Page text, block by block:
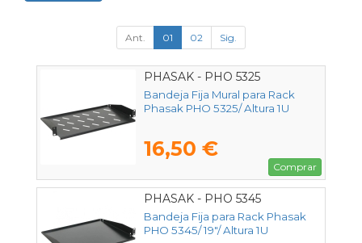
Ant. 01 02 Sig.
PHASAK - PHO 5325
Bandeja Fija Mural para Rack
Phasak PHO 5325/ Altura 1U
16,50 €
Comprar
PHASAK - PHO 5345
Bandeja Fija para Rack Phasak
PHO 5345/ 19"/ Altura 1U